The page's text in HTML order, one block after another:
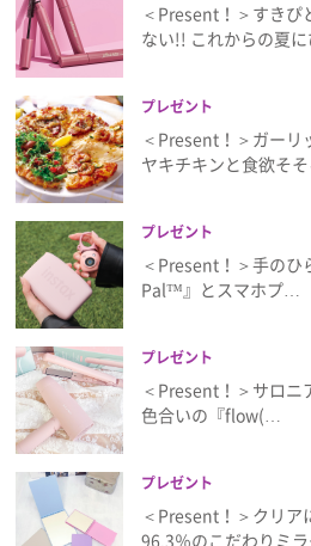
＜Present！＞すきぴ
ない!! これからの夏
プレゼント
＜Present！＞ガーリ
ヤキチキンと食欲そ
プレゼント
＜Present！＞手の
Pal™』とスマホプ…
プレゼント
＜Present！＞サロニ
色合いの『flow(…
プレゼント
＜Present！＞クリア
96.3％のこだわりミラ